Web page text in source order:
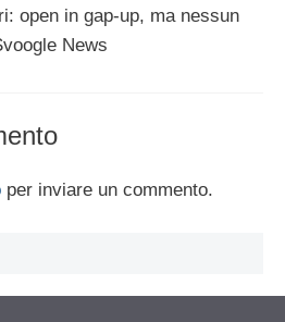
open in gap-up, ma nessun
News
per inviare un commento.